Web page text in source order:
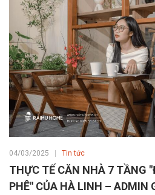
04/03/2025 Tin tức
THỰC TẾ CĂN NHÀ 7 TẦNG
PHÊ" CỦA HÀ LINH – ADMIN